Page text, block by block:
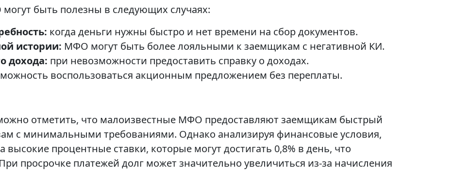
быть полезны в следующих случаях:
когда деньги нужны быстро и нет времени на сбор документов.
истории: МФО могут быть более лояльными к заемщикам с негативной КИ.
дохода: при невозможности предоставить справку о доходах.
воспользоваться акционным предложением без переплаты.
отметить, что малоизвестные МФО предоставляют заемщикам быстрый
с минимальными требованиями. Однако анализируя финансовые условия,
высокие процентные ставки, которые могут достигать 0,8% в день, что
просрочке платежей долг может значительно увеличиться из-за начисления